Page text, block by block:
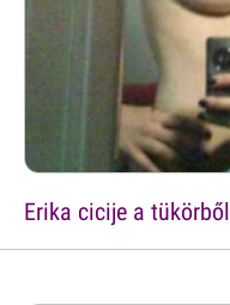
Erika cicije a tükörből